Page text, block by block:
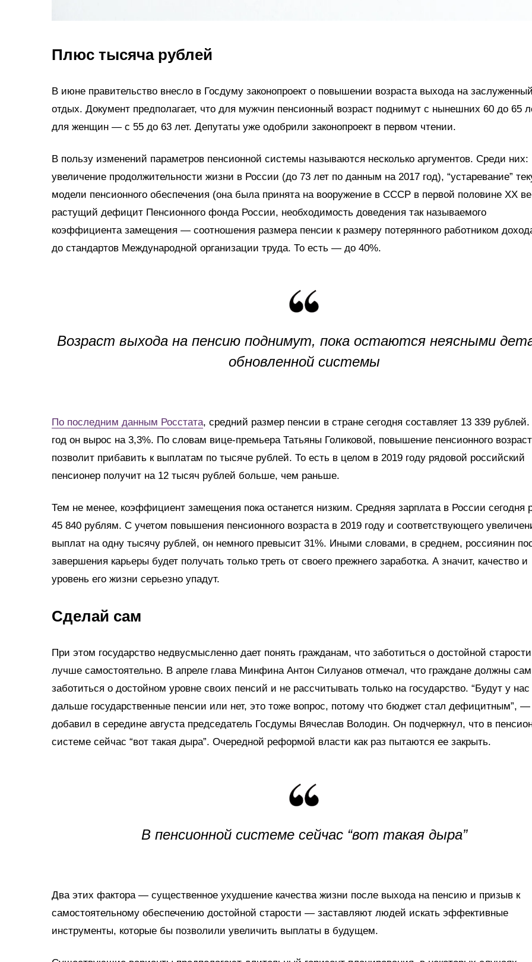
Плюс тысяча рублей
В июне правительство внесло в Госдуму законопроект о повышении возраста выхода на
отдых. Документ предполагает, что для мужчин пенсионный возраст поднимут с нынешних 60 до 65
для женщин — с 55 до 63 лет. Депутаты уже одобрили законопроект в первом чтении.
В пользу изменений параметров пенсионной системы называются несколько аргументов. Среди них:
увеличение продолжительности жизни в России (до 73 лет по данным на 2017 год), “устаревание”
модели пенсионного обеспечения (она была принята на вооружение в СССР в первой половине XX
растущий дефицит Пенсионного фонда России, необходимость доведения так называемого
коэффициента замещения — соотношения размера пенсии к размеру потерянного работником
до стандартов Международной организации труда. То есть — до 40%.
Возраст выхода на пенсию поднимут, пока остаются неясными
обновленной системы
По последним данным Росстата, средний размер пенсии в стране сегодня составляет 13 339
год он вырос на 3,3%. По словам вице-премьера Татьяны Голиковой, повышение пенсионного
позволит прибавить к выплатам по тысяче рублей. То есть в целом в 2019 году рядовой российский
пенсионер получит на 12 тысяч рублей больше, чем раньше.
Тем не менее, коэффициент замещения пока останется низким. Средняя зарплата в России сегодня
45 840 рублям. С учетом повышения пенсионного возраста в 2019 году и соответствующего
выплат на одну тысячу рублей, он немного превысит 31%. Иными словами, в среднем, россиянин
завершения карьеры будет получать только треть от своего прежнего заработка. А значит, качество и
уровень его жизни серьезно упадут.
Сделай сам
При этом государство недвусмысленно дает понять гражданам, что заботиться о достойной
лучше самостоятельно. В апреле глава Минфина Антон Силуанов отмечал, что граждане должны
заботиться о достойном уровне своих пенсий и не рассчитывать только на государство. “Будут у нас
дальше государственные пенсии или нет, это тоже вопрос, потому что бюджет стал дефицитным”, —
добавил в середине августа председатель Госдумы Вячеслав Володин. Он подчеркнул, что в
системе сейчас “вот такая дыра”. Очередной реформой власти как раз пытаются ее закрыть.
В пенсионной системе сейчас “вот такая дыра”
Два этих фактора — существенное ухудшение качества жизни после выхода на пенсию и призыв к
самостоятельному обеспечению достойной старости — заставляют людей искать эффективные
инструменты, которые бы позволили увеличить выплаты в будущем.